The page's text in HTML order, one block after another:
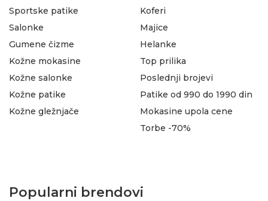
Sportske patike
Salonke
Gumene čizme
Koferi
Majice
Helanke
Kožne mokasine
Kožne salonke
Kožne patike
Kožne gležnjače
Top prilika
Poslednji brojevi
Patike od 990 do 1990 din
Mokasine upola cene
Torbe -70%
Popularni brendovi